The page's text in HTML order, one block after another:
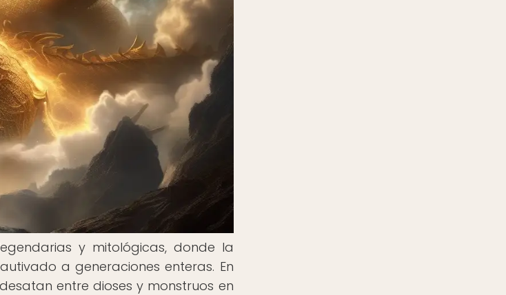
y mitológicas, donde la
a generaciones enteras. En
entre dioses y monstruos en